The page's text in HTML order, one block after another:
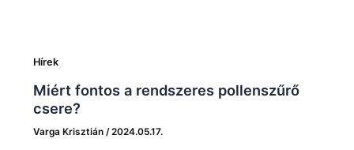
Hírek
Miért fontos a rendszeres pollenszűrő
csere?
Varga Krisztián /2024.05.17.